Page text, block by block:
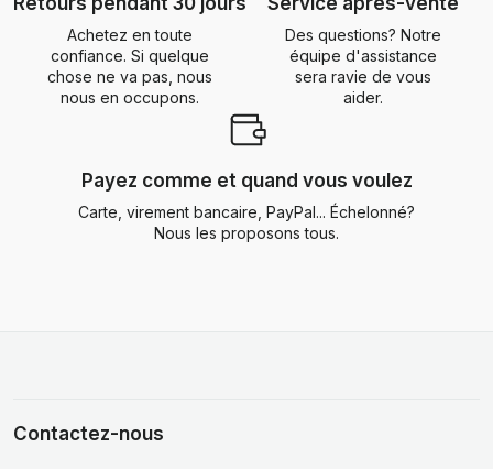
Achetez en toute
confiance. Si quelque
chose ne va pas, nous
nous en occupons.
Des questions? Notre
équipe d'assistance
sera ravie de vous
aider.
Payez comme et quand vous voulez
Carte, virement bancaire, PayPal... Échelonné?
Nous les proposons tous.
Contactez-nous